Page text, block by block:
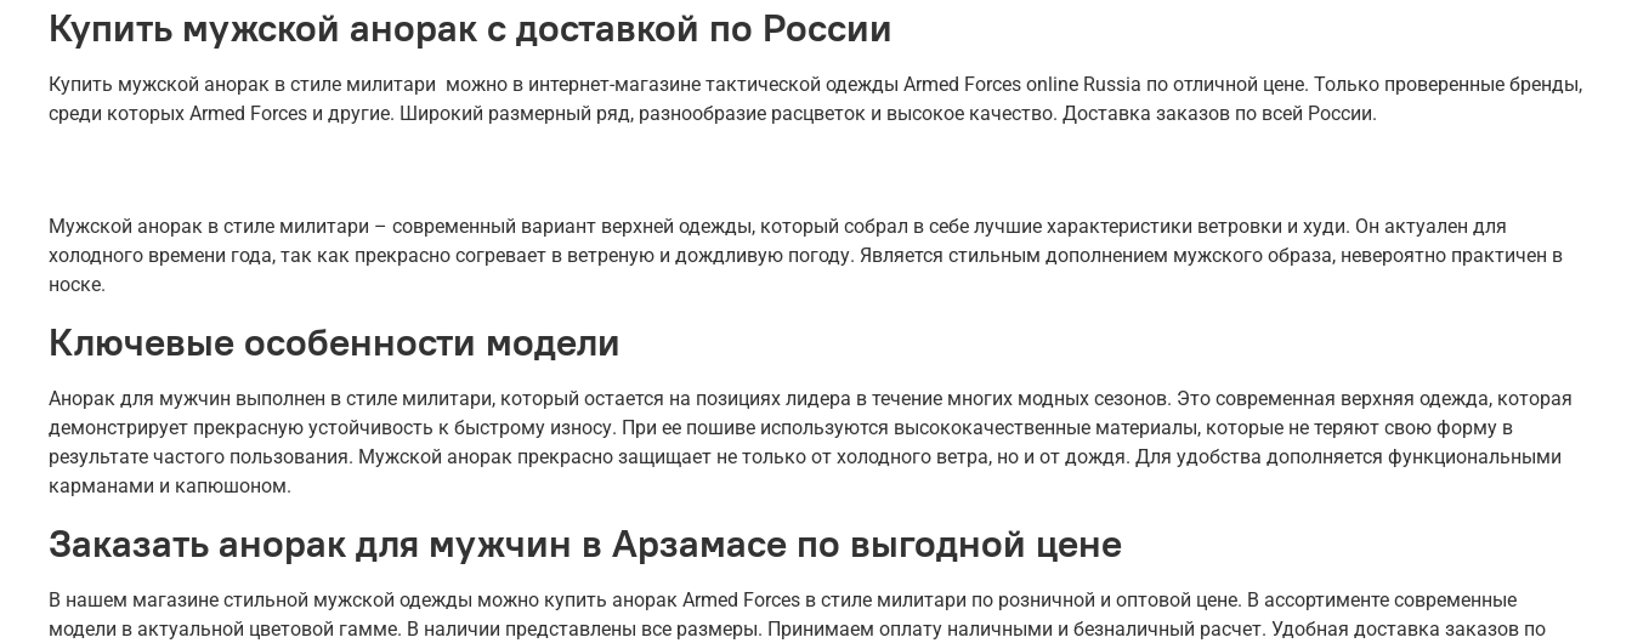
Купить мужской анорак с доставкой по России
Купить мужской анорак в стиле милитари можно в интернет-магазине тактической одежды Armed Forces online Russia по отличной цене. Только проверенные бренды,
среди которых Armed Forces и другие. Широкий размерный ряд, разнообразие расцветок и высокое качество. Доставка заказов по всей России.
Мужской анорак в стиле милитари – современный вариант верхней одежды, который собрал в себе лучшие характеристики ветровки и худи. Он актуален для
холодного времени года, так как прекрасно согревает в ветреную и дождливую погоду. Является стильным дополнением мужского образа, невероятно практичен в
носке.
Ключевые особенности модели
Анорак для мужчин выполнен в стиле милитари, который остается на позициях лидера в течение многих модных сезонов. Это современная верхняя одежда, которая
демонстрирует прекрасную устойчивость к быстрому износу. При ее пошиве используются высококачественные материалы, которые не теряют свою форму в
результате частого пользования. Мужской анорак прекрасно защищает не только от холодного ветра, но и от дождя. Для удобства дополняется функциональными
карманами и капюшоном.
Заказать анорак для мужчин в Арзамасе по выгодной цене
В нашем магазине стильной мужской одежды можно купить анорак Armed Forces в стиле милитари по розничной и оптовой цене. В ассортименте современные
модели в актуальной цветовой гамме. В наличии представлены все размеры. Принимаем оплату наличными и безналичный расчет. Удобная доставка заказов по